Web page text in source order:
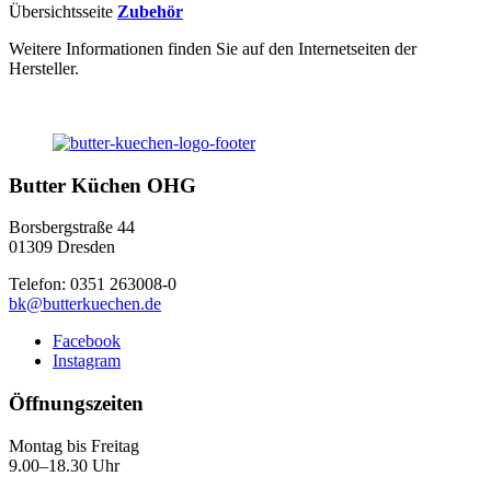
Übersichtsseite Zubehör
Weitere Informationen finden Sie auf den Internetseiten der
Hersteller.
Butter Küchen OHG
Borsbergstraße 44
01309 Dresden
Telefon: 0351 263008-0
bk@butterkuechen.de
Facebook
Instagram
Öffnungszeiten
Montag bis Freitag
9.00–18.30 Uhr